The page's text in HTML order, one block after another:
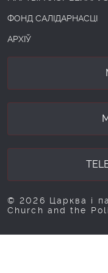
ФОНД САЛІДАРНАСЦІ
АРХІЎ
© 2026 Царква і
Church and the